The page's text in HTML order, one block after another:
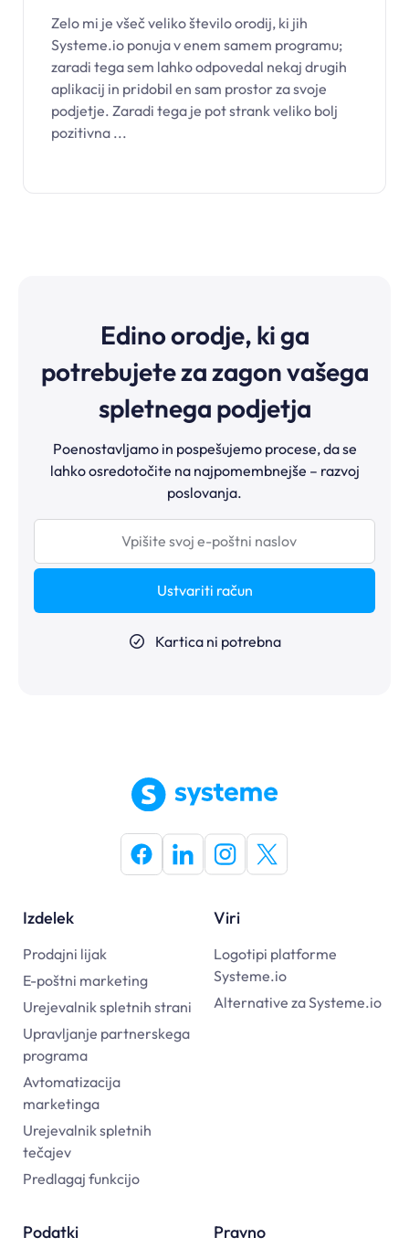
Zelo mi je všeč veliko število orodij, ki jih
Systeme.io ponuja v enem samem programu;
zaradi tega sem lahko odpovedal nekaj drugih
aplikacij in pridobil en sam prostor za svoje
podjetje. Zaradi tega je pot strank veliko bolj
pozitivna ...
Edino orodje, ki ga
potrebujete za zagon vašega
spletnega podjetja
Poenostavljamo in pospešujemo procese, da se
lahko osredotočite na najpomembnejše – razvoj
poslovanja.
Ustvariti račun
Kartica ni potrebna
Izdelek
Prodajni lijak
E-poštni marketing
Urejevalnik spletnih strani
Upravljanje partnerskega
programa
Avtomatizacija
marketinga
Urejevalnik spletnih
tečajev
Predlagaj funkcijo
Viri
Logotipi platforme
Systeme.io
Alternative za Systeme.io
Podatki Pravno